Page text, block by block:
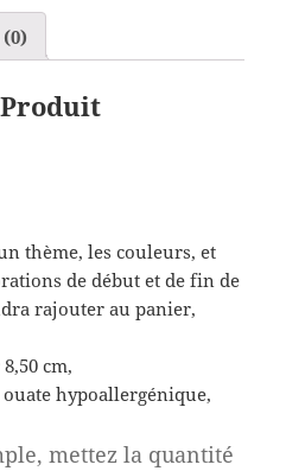
thème, les couleurs, et
de début et de fin de
rajouter au panier,
cm,
hypoallergénique,
mettez la quantité